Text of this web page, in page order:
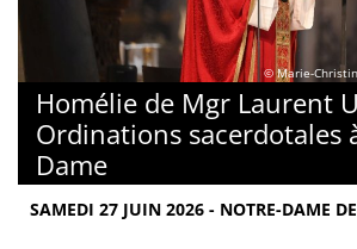
© Marie-
Homélie de Mgr Laurent
Ordinations sacerdotales
Dame
SAMEDI 27 JUIN 2026 - NOTRE-DAME